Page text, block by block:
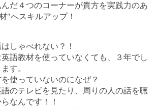
んだ４つのコーナーが貴方を実践力のあ
"へスキルアップ！
しゃべれない？！
語教材を使っていなくても、３年でし
す。
使っていないのになぜ？
のテレビを見たり、周りの人の話を聴
なんです！！